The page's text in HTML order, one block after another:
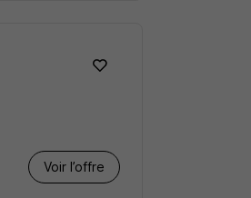
Voir l’offre